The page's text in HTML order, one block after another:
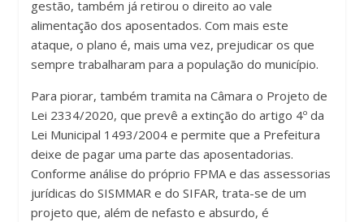
gestão, também já retirou o direito ao vale
alimentação dos aposentados. Com mais este
ataque, o plano é, mais uma vez, prejudicar os que
sempre trabalharam para a população do município.
Para piorar, também tramita na Câmara o Projeto de
Lei 2334/2020, que prevê a extinção do artigo 4º da
Lei Municipal 1493/2004 e permite que a Prefeitura
deixe de pagar uma parte das aposentadorias.
Conforme análise do próprio FPMA e das assessorias
jurídicas do SISMMAR e do SIFAR, trata-se de um
projeto que, além de nefasto e absurdo, é